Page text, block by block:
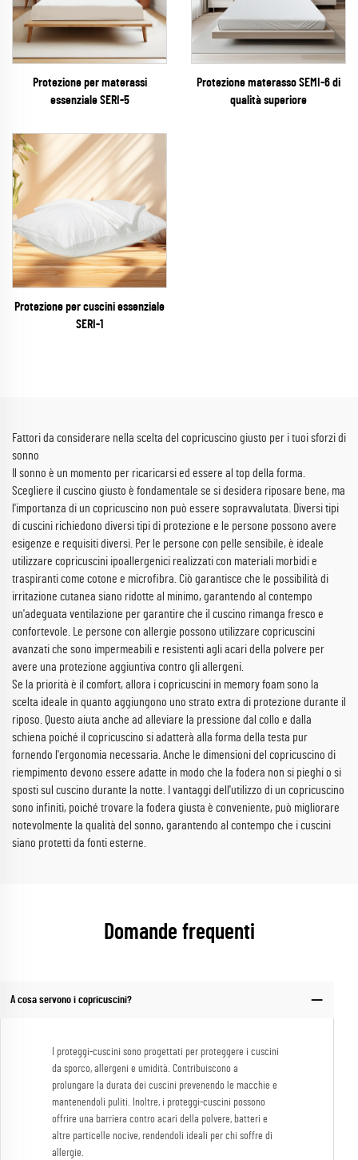
Protezione per materassi
essenziale SERI-5
Protezione materasso SEMI-6 di
qualità superiore
Protezione per cuscini essenziale
SERI-1
Fattori da considerare nella scelta del copricuscino giusto per i tuoi sforzi di
sonno
Il sonno è un momento per ricaricarsi ed essere al top della forma.
Scegliere il cuscino giusto è fondamentale se si desidera riposare bene, ma
l'importanza di un copricuscino non può essere sopravvalutata. Diversi tipi
di cuscini richiedono diversi tipi di protezione e le persone possono avere
esigenze e requisiti diversi. Per le persone con pelle sensibile, è ideale
utilizzare copricuscini ipoallergenici realizzati con materiali morbidi e
traspiranti come cotone e microfibra. Ciò garantisce che le possibilità di
irritazione cutanea siano ridotte al minimo, garantendo al contempo
un'adeguata ventilazione per garantire che il cuscino rimanga fresco e
confortevole. Le persone con allergie possono utilizzare copricuscini
avanzati che sono impermeabili e resistenti agli acari della polvere per
avere una protezione aggiuntiva contro gli allergeni.
Se la priorità è il comfort, allora i copricuscini in memory foam sono la
scelta ideale in quanto aggiungono uno strato extra di protezione durante il
riposo. Questo aiuta anche ad alleviare la pressione dal collo e dalla
schiena poiché il copricuscino si adatterà alla forma della testa pur
fornendo l'ergonomia necessaria. Anche le dimensioni del copricuscino di
riempimento devono essere adatte in modo che la fodera non si pieghi o si
sposti sul cuscino durante la notte. I vantaggi dell'utilizzo di un copricuscino
sono infiniti, poiché trovare la fodera giusta è conveniente, può migliorare
notevolmente la qualità del sonno, garantendo al contempo che i cuscini
siano protetti da fonti esterne.
Domande frequenti
A cosa servono i copricuscini?
I proteggi-cuscini sono progettati per proteggere i cuscini
da sporco, allergeni e umidità. Contribuiscono a
prolungare la durata dei cuscini prevenendo le macchie e
mantenendoli puliti. Inoltre, i proteggi-cuscini possono
offrire una barriera contro acari della polvere, batteri e
altre particelle nocive, rendendoli ideali per chi soffre di
allergie.